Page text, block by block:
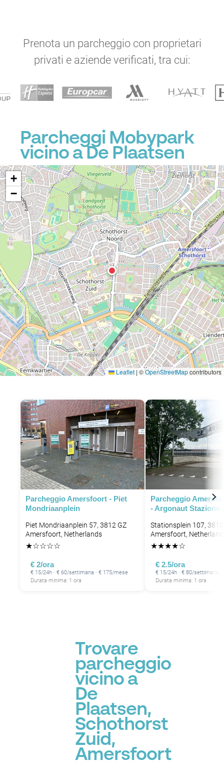
Prenota un parcheggio con proprietari
privati e aziende verificati, tra cui:
Parcheggi Mobypark
vicino a De Plaatsen
+
−
Leaflet | ©OpenStreetMapcontributors
Parcheggio Amersfoort - Piet
Mondriaanplein
Piet Mondriaanplein 57, 3812 GZ
Amersfoort, Netherlands
★☆☆☆☆
€ 2/ora
€ 15/24h · € 60/settimana · € 175/mese
Durata minima: 1 ora
Parcheggio
- Argonaut Stazione
Stationsplein 107, 3818
Amersfoort,
★★★★☆
€ 2.5/ora
€ 15/24h · € 80/settimana
Durata minima: 1 ora
Trovare
parcheggio
vicino a
De
Plaatsen,
Schothorst
Zuid,
Amersfoort